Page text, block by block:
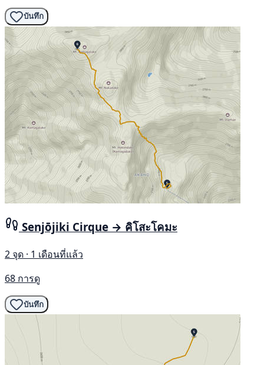
บันทึก
Senjōjiki Cirque → คิโสะโคมะ
2 จุด · 1 เดือนที่แล้ว
68 การดู
บันทึก